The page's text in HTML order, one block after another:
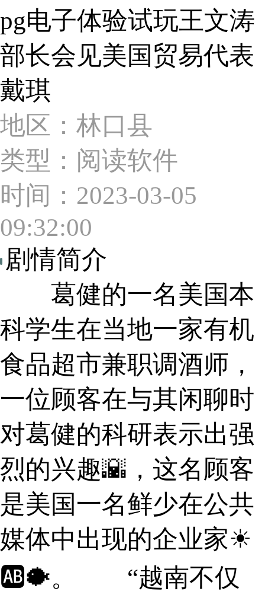
pg电子体验试玩王文涛
部长会见美国贸易代表
戴琪
地区：林口县
类型：阅读软件
时间：2023-03-05
09:32:00
剧情简介
葛健的一名美国本
科学生在当地一家有机
食品超市兼职调酒师，
一位顾客在与其闲聊时
对葛健的科研表示出强
烈的兴趣🌇，这名顾客
是美国一名鲜少在公共
媒体中出现的企业家☀
🆎🐡。 “越南不仅